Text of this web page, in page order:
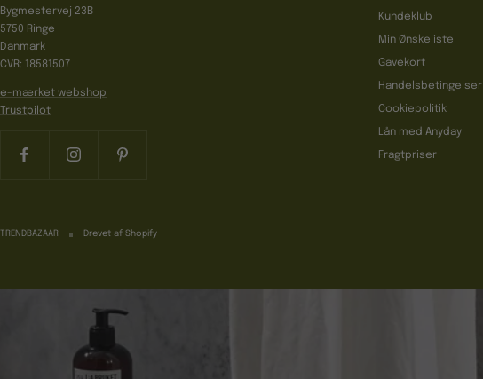
Bygmestervej 23B
5750 Ringe
Danmark
CVR: 18581507
e-mærket webshop
Trustpilot
Kundeklub
Min Ønskeliste
Gavekort
Handelsbetingelser
Cookiepolitik
Lån med Anyday
Fragtpriser
TRENDBAZAAR Drevet af Shopify